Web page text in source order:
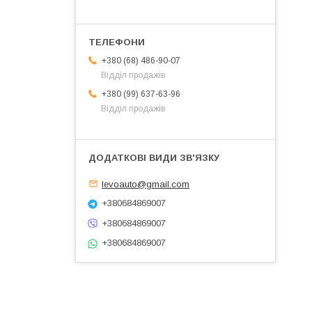
+380 (68) 486-90-07
Відділ продажів
+380 (99) 637-63-96
Відділ продажів
levoauto@gmail.com
+380684869007
+380684869007
+380684869007